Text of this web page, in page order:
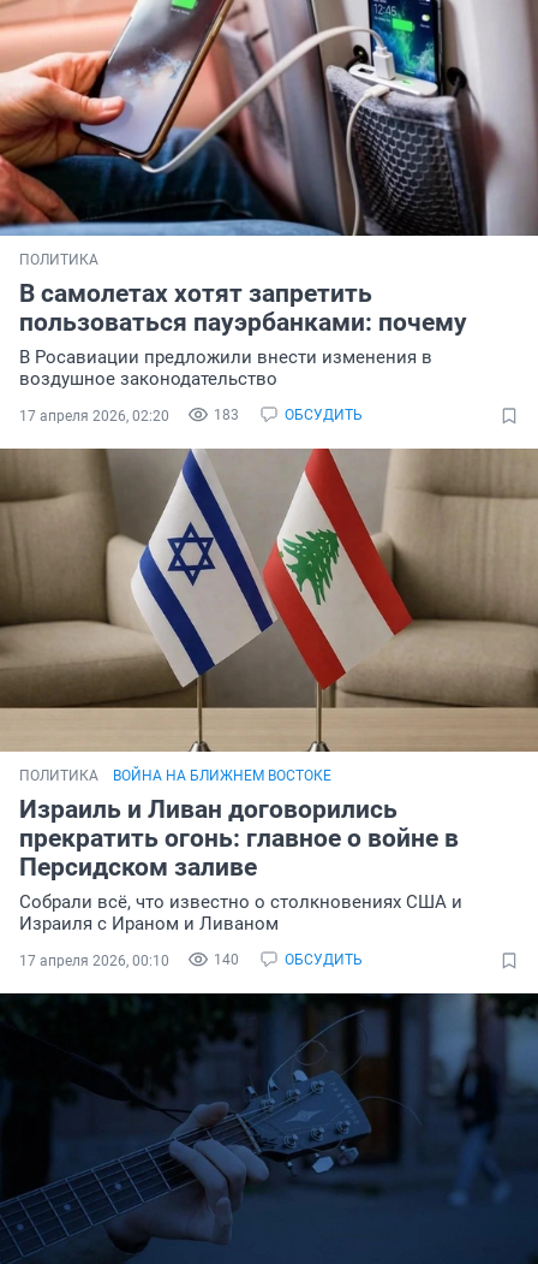
ПОЛИТИКА
В самолетах хотят запретить
пользоваться пауэрбанками: почему
В Росавиации предложили внести изменения в
воздушное законодательство
183 ОБСУДИТЬ
17 апреля 2026, 02:20
ПОЛИТИКА ВОЙНА НА БЛИЖНЕМ ВОСТОКЕ
Израиль и Ливан договорились
прекратить огонь: главное о войне в
Персидском заливе
Собрали всё, что известно о столкновениях США и
Израиля с Ираном и Ливаном
140 ОБСУДИТЬ
17 апреля 2026, 00:10